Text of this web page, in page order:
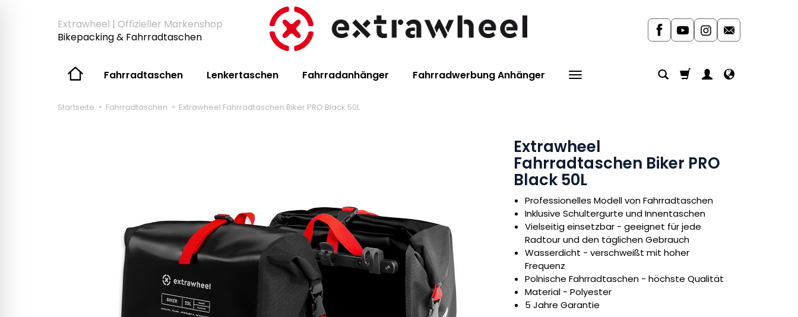
Extrawheel | Offizieller Markenshop
Bikepacking & Fahrradtaschen
Fahrradtaschen Lenkertaschen Fahrradanhänger Fahrradwerbung Anhänger
Startseite Fahrradtaschen Extrawheel Fahrradtaschen Biker PRO Black 50L
Extrawheel
Fahrradtaschen Biker PRO
Black 50L
Professionelles Modell von Fahrradtaschen
Inklusive Schultergurte und Innentaschen
Vielseitig einsetzbar - geeignet für jede
Radtour und den täglichen Gebrauch
Wasserdicht - verschweißt mit hoher
Frequenz
Polnische Fahrradtaschen - höchste Qualität
Material - Polyester
5 Jahre Garantie